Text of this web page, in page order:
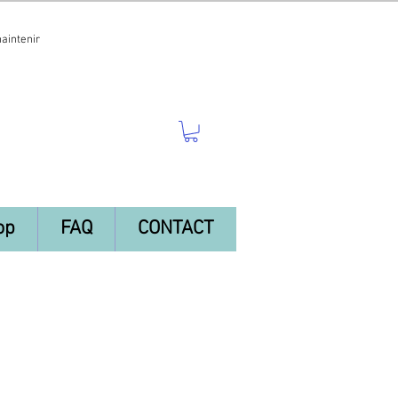
FAQ CONTACT